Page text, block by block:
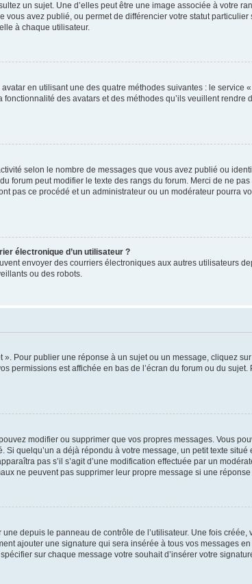
un sujet. Une d’elles peut être une image associée à votre
avez publié, ou permet de différencier votre statut
à chaque utilisateur.
en utilisant une des quatre méthodes suivantes : le service
des avatars et des méthodes qu’ils veuillent
selon le nombre de messages que vous avez publié ou
forum peut modifier le texte des rangs du forum. Merci de ne
pas ce procédé et un administrateur ou un modérateur pourra
électronique d’un utilisateur ?
envoyer des courriers électroniques aux autres utilisateurs
ou des robots.
Pour publier une réponse à un sujet ou un message, cliquez
permissions est affichée en bas de l’écran du forum ou du
modifier ou supprimer que vos propres messages. Vous
quelqu’un a déjà répondu à votre message, un petit texte
pas s’il s’agit d’une modification effectuée par un
ne peuvent pas supprimer leur propre message si une
depuis le panneau de contrôle de l’utilisateur. Une fois
ajouter une signature qui sera insérée à tous vos messages
sur chaque message votre souhait d’insérer votre